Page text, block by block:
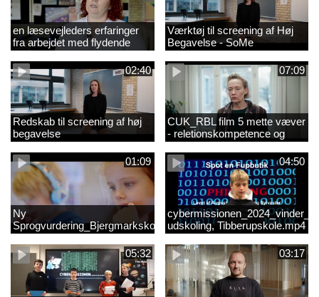
en læsevejleders erfaringer
fra arbejdet med flydende
læsning
Værktøj til screening af Høj
Begavelse - SoMe
02:40
Redskab til screening af høj
begavelse
07:09
CUK_RBL film 5 mette væver
- reletionskompetence og
børn i udsatte positioner.
01:09
Ny
Sprogvurdering_Bjergmarkskolne_CUK
04:50
udskoling, Tibberupskole.mp4
05:32 03:17